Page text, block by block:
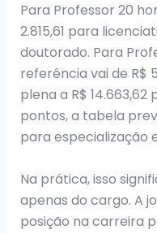
Para Professor 20
2.815,61 para
doutorado. Para
referência vai de R$
plena a R$
pontos, a tabela
para especialização
Na prática, isso
apenas do cargo. A
posição na carreira